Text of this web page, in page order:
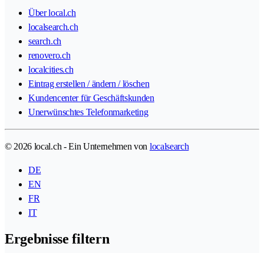
Über local.ch
localsearch.ch
search.ch
renovero.ch
localcities.ch
Eintrag erstellen / ändern / löschen
Kundencenter für Geschäftskunden
Unerwünschtes Telefonmarketing
© 2026 local.ch - Ein Unternehmen von localsearch
DE
EN
FR
IT
Ergebnisse filtern